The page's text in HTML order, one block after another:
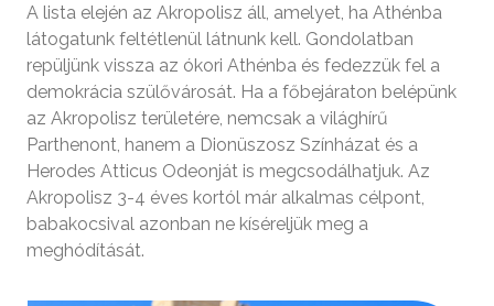
A lista elején az Akropolisz áll, amelyet, ha Athénba
látogatunk feltétlenül látnunk kell. Gondolatban
repüljünk vissza az ókori Athénba és fedezzük fel a
demokrácia szülővárosát. Ha a főbejáraton belépünk
az Akropolisz területére, nemcsak a világhírű
Parthenont, hanem a Dionüszosz Színházat és a
Herodes Atticus Odeonját is megcsodálhatjuk. Az
Akropolisz 3-4 éves kortól már alkalmas célpont,
babakocsival azonban ne kíséreljük meg a
meghódítását.